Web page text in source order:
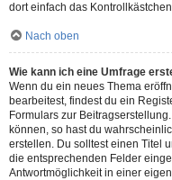
dort einfach das
Nach oben
Wie kann ich eine Umfrage
Wenn du ein neues Thema
bearbeitest, findest du ein
Formulars zur
können, so hast du
erstellen. Du solltest einen Titel
die entsprechenden Felder
Antwortmöglichkeit in einer